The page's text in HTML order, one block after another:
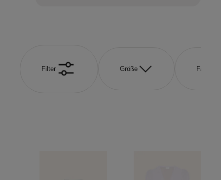
Filter Größe Farbe